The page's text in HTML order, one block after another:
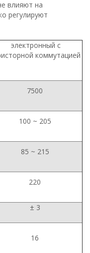
влияют на
регулируют
электронный с
коммутацией
7500
100 ~ 205
85 ~ 215
220
± 3
16